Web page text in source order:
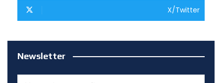
X/Twitter
Newsletter